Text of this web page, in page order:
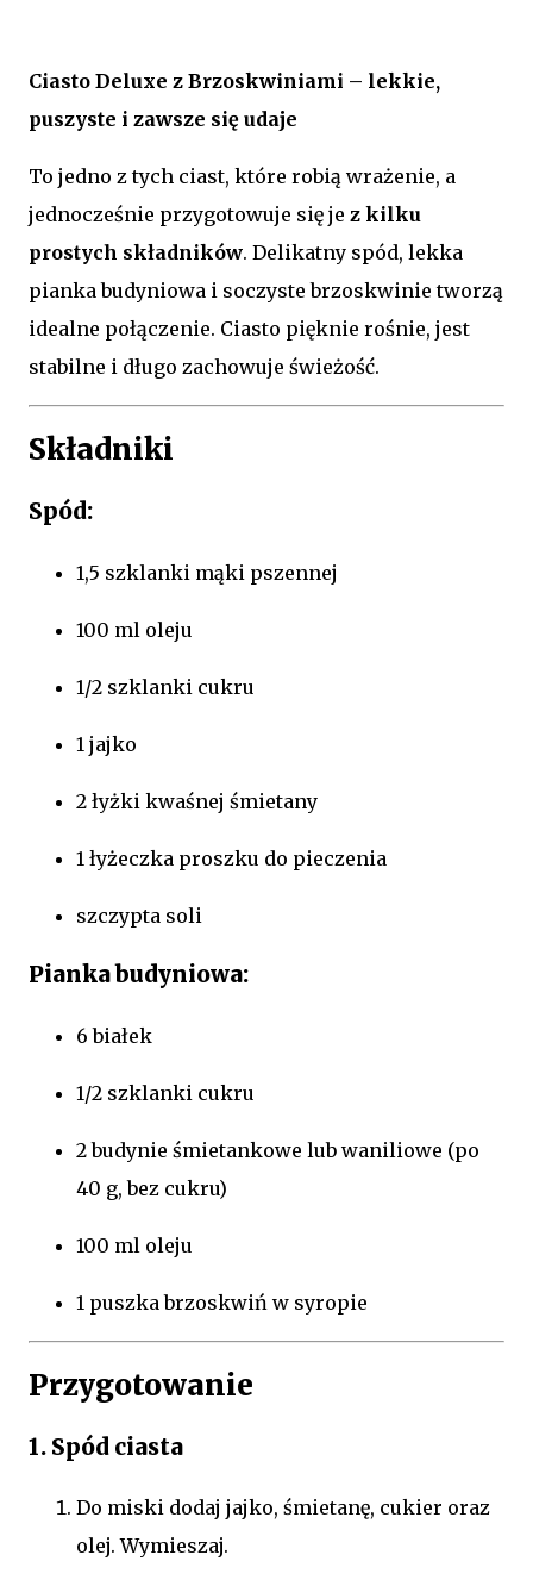
Ciasto Deluxe z Brzoskwiniami – lekkie,
puszyste i zawsze się udaje
To jedno z tych ciast, które robią wrażenie, a
jednocześnie przygotowuje się je z kilku
prostych składników. Delikatny spód, lekka
pianka budyniowa i soczyste brzoskwinie tworzą
idealne połączenie. Ciasto pięknie rośnie, jest
stabilne i długo zachowuje świeżość.
Składniki
Spód:
1,5 szklanki mąki pszennej
100 ml oleju
1/2 szklanki cukru
1 jajko
2 łyżki kwaśnej śmietany
1 łyżeczka proszku do pieczenia
szczypta soli
Pianka budyniowa:
6 białek
1/2 szklanki cukru
2 budynie śmietankowe lub waniliowe (po
40 g, bez cukru)
100 ml oleju
1 puszka brzoskwiń w syropie
Przygotowanie
1. Spód ciasta
Do miski dodaj jajko, śmietanę, cukier oraz
olej. Wymieszaj.